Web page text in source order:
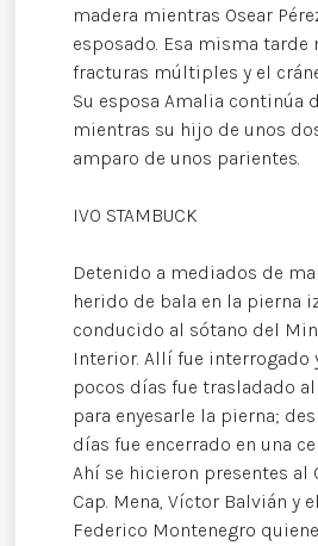
madera mientras Osear
esposado. Esa misma tarde
fracturas múltiples y el
Su esposa Amalia continúa
mientras su hijo de unos
amparo de unos parientes.
IVO STAMBUCK
Detenido a mediados de
herido de bala en la pierna
conducido al sótano del
Interior. Allí fue interrogado
pocos días fue trasladado
para enyesarle la pierna;
días fue encerrado en una
Ahí se hicieron presentes al
Cap. Mena, Víctor Balvián y
Federico Montenegro